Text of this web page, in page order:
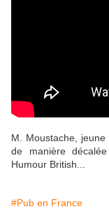
M. Moustache,
de manière
Humour British...
#Pub en France